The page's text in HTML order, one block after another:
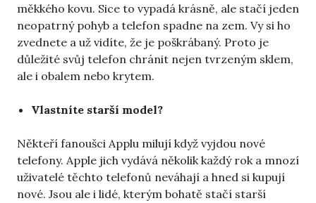
měkkého kovu. Sice to vypadá krásně, ale stačí jeden
neopatrný pohyb a telefon spadne na zem. Vy si ho
zvednete a už vidíte, že je poškrábaný. Proto je
důležité svůj telefon chránit nejen tvrzeným sklem,
ale i obalem nebo krytem.
Vlastníte starší model?
Někteří fanoušci Applu milují když vyjdou nové
telefony. Apple jich vydává několik každý rok a mnozí
uživatelé těchto telefonů neváhají a hned si kupují
nové. Jsou ale i lidé, kterým bohatě stačí starší